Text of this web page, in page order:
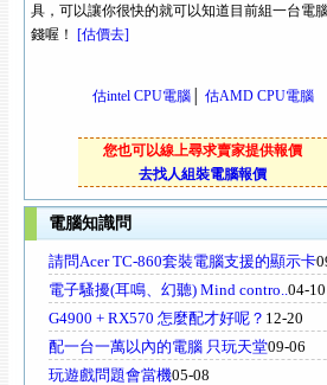
具，可以讓你很快的就可以知道目前組一台電
錢喔！ [估價去]
估intel CPU電腦│ 估AMD CPU電腦
您也可以線上尋求賣家提供報價
去找人組裝電腦報價
電腦知識問
請問Acer TC-860套裝電腦支援的顯示卡
電子騷擾(耳鳴、幻聽) Mind contro..04-10
G4900 + RX570 怎麼配才好呢？ 12-20
配一台一萬以內的電腦 只玩天堂09-06
玩遊戲問題會當機05-08